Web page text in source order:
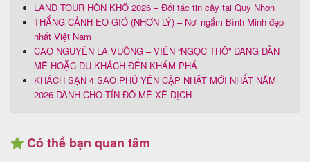
LAND TOUR HÒN KHÔ 2026 – Đối tác tin cậy tại Quy Nhơn
THẮNG CẢNH EO GIÓ (NHƠN LÝ) – Nơi ngắm Bình Minh đẹp
nhất Việt Nam
CAO NGUYÊN LA VUÔNG – VIÊN “NGỌC THÔ” ĐANG DẦN
MÊ HOẶC DU KHÁCH ĐẾN KHÁM PHÁ
KHÁCH SẠN 4 SAO PHÚ YÊN CẬP NHẬT MỚI NHẤT NĂM
2026 DÀNH CHO TÍN ĐỒ MÊ XÊ DỊCH
Có thể bạn quan tâm